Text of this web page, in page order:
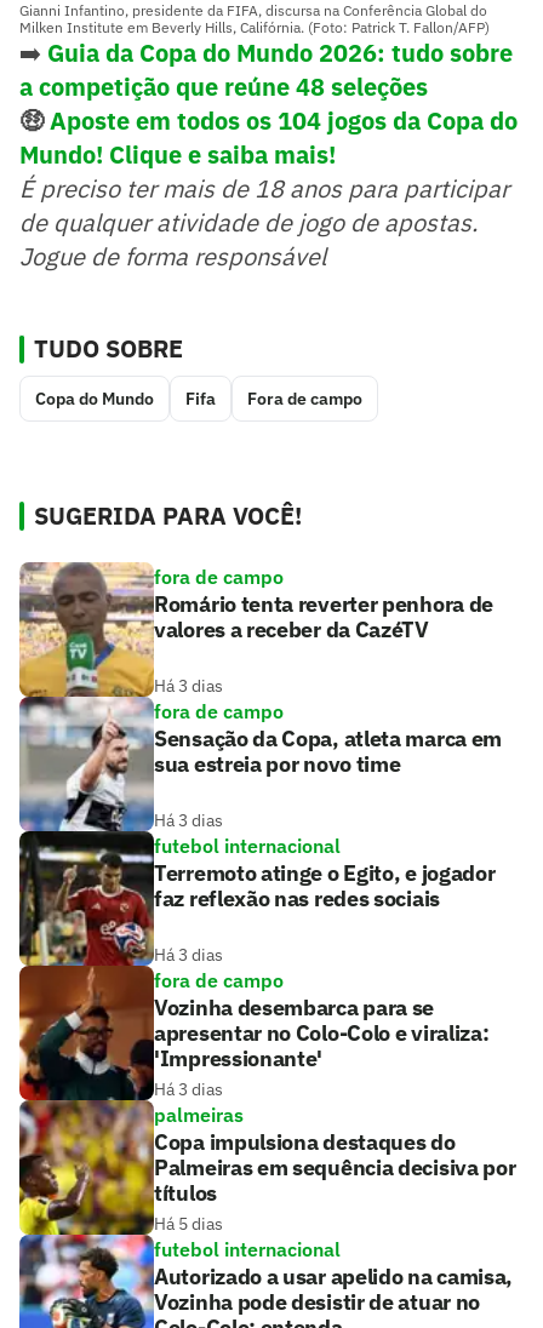
Gianni Infantino, presidente da FIFA, discursa na Conferência Global do
Milken Institute em Beverly Hills, Califórnia. (Foto: Patrick T. Fallon/AFP)
➡️ Guia da Copa do Mundo 2026: tudo sobre
a competição que reúne 48 seleções
🤑Aposte em todos os 104 jogos da Copa do
Mundo! Clique e saiba mais!
É preciso ter mais de 18 anos para participar
de qualquer atividade de jogo de apostas.
Jogue de forma responsável
TUDO SOBRE
Copa do Mundo Fifa Fora de campo
SUGERIDA PARA VOCÊ!
fora de campo
Romário tenta reverter penhora de
valores a receber da CazéTV
Há 3 dias
fora de campo
Sensação da Copa, atleta marca em
sua estreia por novo time
Há 3 dias
futebol internacional
Terremoto atinge o Egito, e jogador
faz reflexão nas redes sociais
Há 3 dias
fora de campo
Vozinha desembarca para se
apresentar no Colo-Colo e viraliza:
'Impressionante'
Há 3 dias
palmeiras
Copa impulsiona destaques do
Palmeiras em sequência decisiva por
títulos
Há 5 dias
futebol internacional
Autorizado a usar apelido na camisa,
Vozinha pode desistir de atuar no